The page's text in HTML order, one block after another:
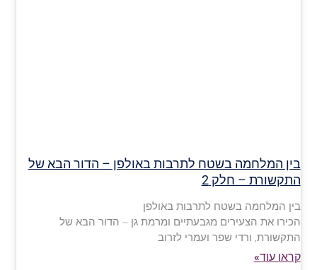
בין המלחמה בשטח לתרבות באולפן – הדור הבא של
התקשורת – חלק 2
בין המלחמה בשטח לתרבות באולפן
הכירו את הצעירים מגבעתיים ומרמת גן – הדור הבא של
התקשורת, ורדי שפר ועמרי לזרוב
קראו עוד»